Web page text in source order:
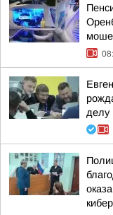
делу